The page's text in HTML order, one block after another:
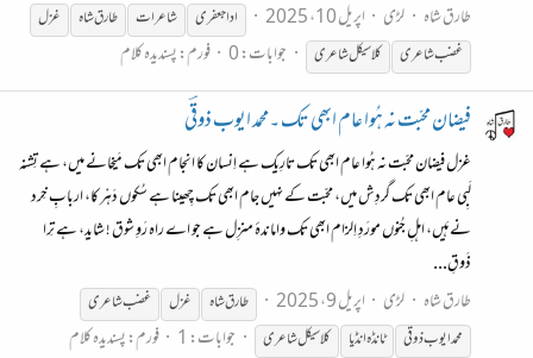
طارق شاہ
لڑی اپریل 10، 2025 ادا جعفری شاعرات طارق شاہ
غزل
غضب شاعری
کلاسیکل شاعری جوابات: 0 فورم:پسندیدہ کلام
فیضان محبّت نہ ہُوا عام ابھی تک ۔محمد ایوب ذوقؔی
غزل فیضان محبّت نہ ہُوا عام ابھی تک تارِیک ہے اِنسان کا انجام ابھی تک مَیخانے میں، ہے تِشنہ
لَبِی عام ابھی تک گردِش میں، محبّت کے نہیں جام ابھی تک چِھینا ہے سُکوں دَہْر کا، اربابِ خِرد
نے ہَیں، اہلِ جُنوں مورَدِ اِلزام ابھی تک واماندۂ منزِل ہے جو اے راہ رَوِ شوق ! شاید، ہے تِرا
ذَوقِ...
طارق شاہ
لڑی اپریل 9، 2025 طارق شاہ غزل
غضب شاعری
محمد ایوب ذوقی
ٹانڈہ انڈیا کلاسیکل شاعری جوابات: 1 فورم:پسندیدہ کلام